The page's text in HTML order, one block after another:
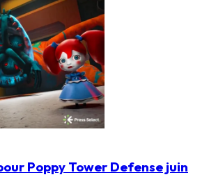
Poppy Tower Defense juin